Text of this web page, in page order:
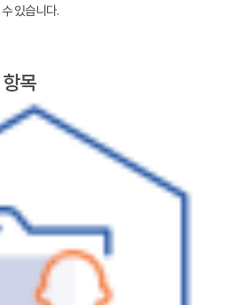
있습니다.
목